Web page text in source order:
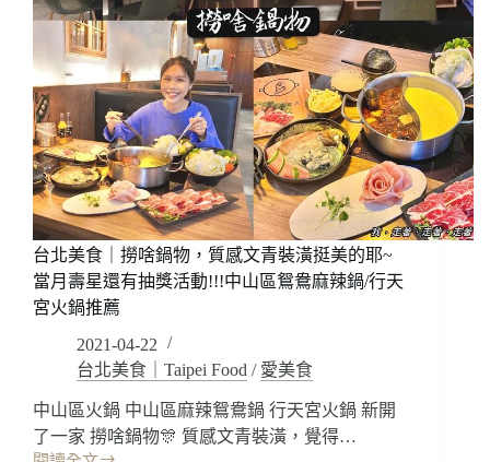
台北美食｜撈啥鍋物，質感文青裝潢挺美的耶~
當月壽星還有抽獎活動!!!中山區鴛鴦麻辣鍋/行天
宮火鍋推薦
2021-04-22
台北美食｜Taipei Food / 愛美食
中山區火鍋 中山區麻辣鴛鴦鍋 行天宮火鍋 新開
了一家 撈啥鍋物🎊 質感文青裝潢，覺得…